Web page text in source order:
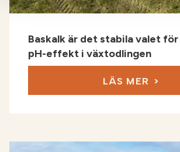
Baskalk är det stabila valet
pH-effekt i växtodlingen
LÄS MER